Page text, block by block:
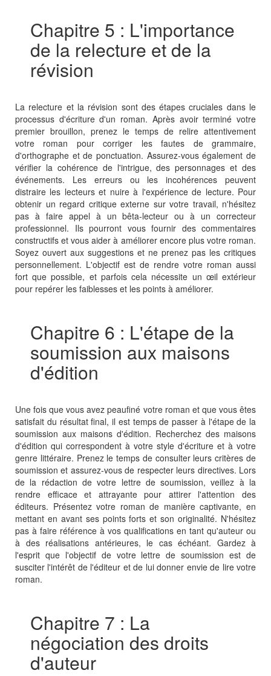
Chapitre 5 : L'importance
de la relecture et de la
révision
La relecture et la révision sont des étapes cruciales dans le
processus d'écriture d'un roman. Après avoir terminé votre
premier brouillon, prenez le temps de relire attentivement
votre roman pour corriger les fautes de grammaire,
d'orthographe et de ponctuation. Assurez-vous également de
vérifier la cohérence de l'intrigue, des personnages et des
événements. Les erreurs ou les incohérences peuvent
distraire les lecteurs et nuire à l'expérience de lecture. Pour
obtenir un regard critique externe sur votre travail, n'hésitez
pas à faire appel à un bêta-lecteur ou à un correcteur
professionnel. Ils pourront vous fournir des commentaires
constructifs et vous aider à améliorer encore plus votre roman.
Soyez ouvert aux suggestions et ne prenez pas les critiques
personnellement. L'objectif est de rendre votre roman aussi
fort que possible, et parfois cela nécessite un œil extérieur
pour repérer les faiblesses et les points à améliorer.
Chapitre 6 : L'étape de la
soumission aux maisons
d'édition
Une fois que vous avez peaufiné votre roman et que vous êtes
satisfait du résultat final, il est temps de passer à l'étape de la
soumission aux maisons d'édition. Recherchez des maisons
d'édition qui correspondent à votre style d'écriture et à votre
genre littéraire. Prenez le temps de consulter leurs critères de
soumission et assurez-vous de respecter leurs directives. Lors
de la rédaction de votre lettre de soumission, veillez à la
rendre efficace et attrayante pour attirer l'attention des
éditeurs. Présentez votre roman de manière captivante, en
mettant en avant ses points forts et son originalité. N'hésitez
pas à faire référence à vos qualifications en tant qu'auteur ou
à des réalisations antérieures, le cas échéant. Gardez à
l'esprit que l'objectif de votre lettre de soumission est de
susciter l'intérêt de l'éditeur et de lui donner envie de lire votre
roman.
Chapitre 7 : La
négociation des droits
d'auteur